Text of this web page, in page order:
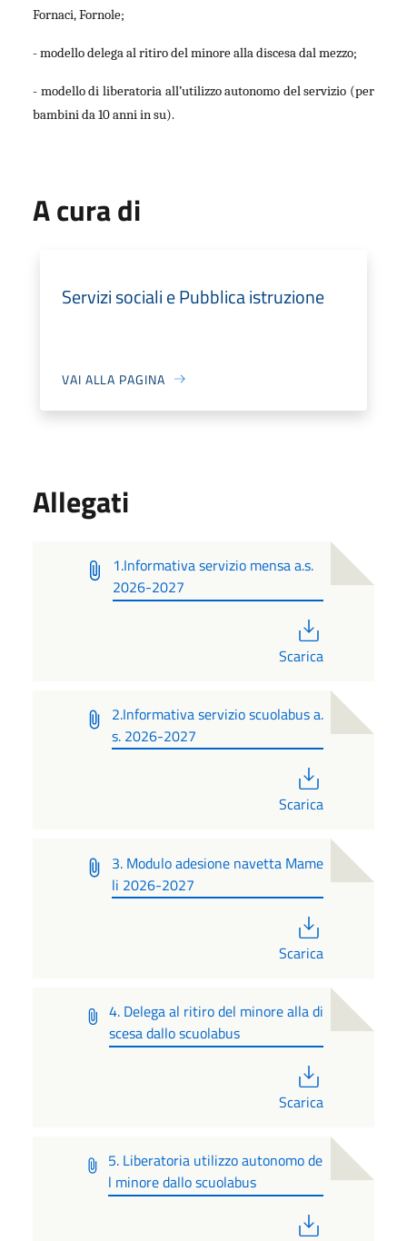
Fornaci, Fornole;
- modello delega al ritiro del minore alla discesa dal mezzo;
- modello di liberatoria all’utilizzo autonomo del servizio (per
bambini da 10 anni in su).
A cura di
Servizi sociali e Pubblica istruzione
VAI ALLA PAGINA
Allegati
1.Informativa servizio mensa a.s.
2026-2027
Scarica
2.Informativa servizio scuolabus a.
s. 2026-2027
Scarica
3. Modulo adesione navetta Mame
li 2026-2027
Scarica
4. Delega al ritiro del minore alla di
scesa dallo scuolabus
Scarica
5. Liberatoria utilizzo autonomo de
l minore dallo scuolabus